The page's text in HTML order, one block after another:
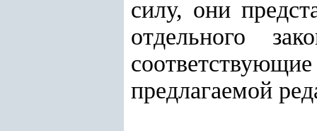
силу, они
отдельного
предлагаемой